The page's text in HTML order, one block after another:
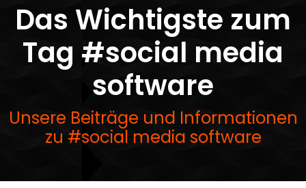
Das Wichtigste zum
Tag #social media
software
Unsere Beiträge und Informationen
zu #social media software